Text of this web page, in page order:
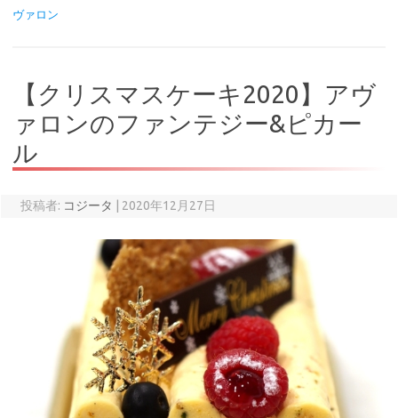
ヴァロン
【クリスマスケーキ2020】アヴ
ァロンのファンテジー&ピカー
ル
投稿者: コジータ 2020年12月27日